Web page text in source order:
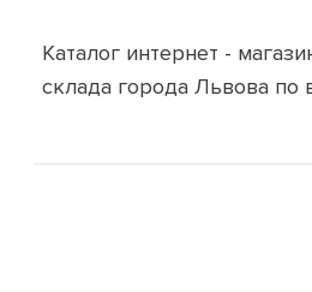
Каталог интернет -
склада города Львова по